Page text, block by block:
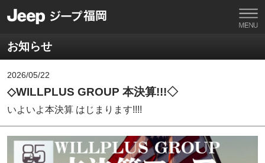
お知らせ
2026/05/22
◇WILLPLUS GROUP 本決算!!!◇
いよいよ本決算 はじまります!!!!